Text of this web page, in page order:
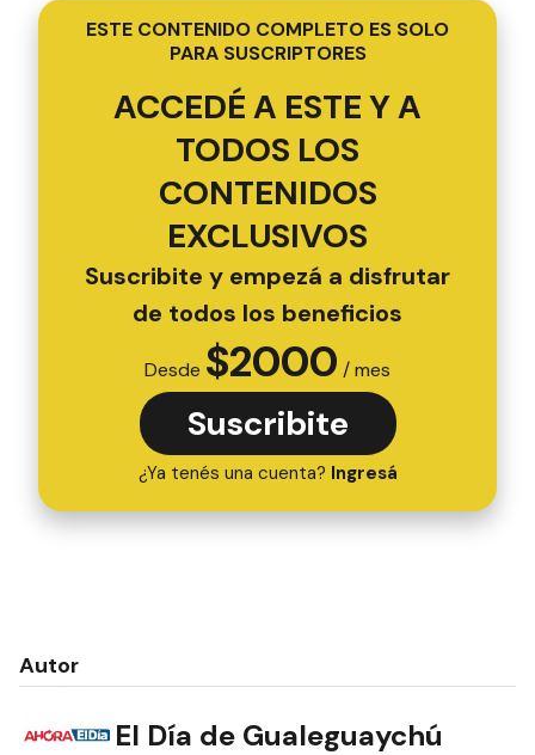
ESTE CONTENIDO COMPLETO ES SOLO
PARA SUSCRIPTORES
ACCEDÉ A ESTE Y A
TODOS LOS
CONTENIDOS
EXCLUSIVOS
Suscribite y empezá a disfrutar
de todos los beneficios
Desde $2000 / mes
Suscribite
¿Ya tenés una cuenta? Ingresá
Autor
El Día de Gualeguaychú